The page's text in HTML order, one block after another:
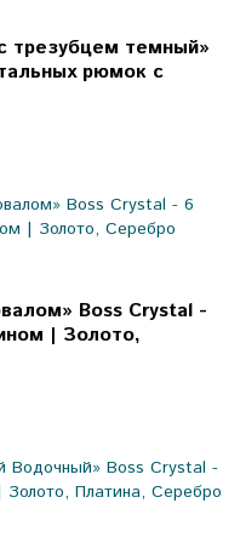
трезубцем темный»
рюмок с
Boss Crystal -
| Золото,